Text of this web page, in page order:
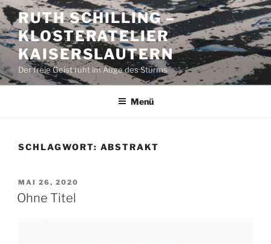
Zum
Inhalt
springen
RUTH SCHILLING –
KLOSTERATELIER
KAISERSLAUTERN
Der freie Geist ruht im Auge des Sturms
Menü
SCHLAGWORT: ABSTRAKT
VERÖFFENTLICHT
AM
MAI 26, 2020
Ohne Titel